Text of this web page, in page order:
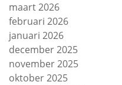
maart 2026
februari 2026
januari 2026
december 2025
november 2025
oktober 2025